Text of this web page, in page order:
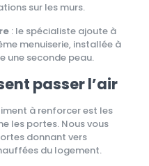
sur les murs.
: le spécialiste ajoute à
menuiserie, installée à
une seconde peau.
passer l’air
à renforcer est les
les portes. Nous vous
donnant vers
du logement.